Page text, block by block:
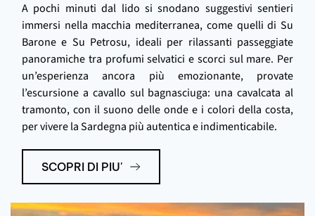
A pochi minuti dal lido si snodano suggestivi sentieri
immersi nella macchia mediterranea, come quelli di Su
Barone e Su Petrosu, ideali per rilassanti passeggiate
panoramiche tra profumi selvatici e scorci sul mare. Per
un’esperienza ancora più emozionante, provate
l’escursione a cavallo sul bagnasciuga: una cavalcata al
tramonto, con il suono delle onde e i colori della costa,
per vivere la Sardegna più autentica e indimenticabile.
SCOPRI DI PIU'